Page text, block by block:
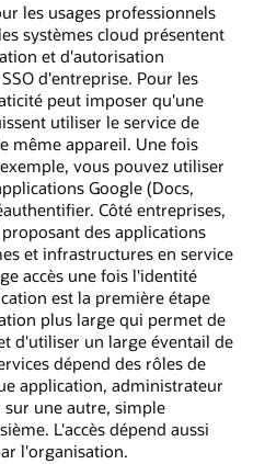
les usages professionnels
systèmes cloud présentent
et d'autorisation
d'entreprise. Pour les
peut imposer qu'une
utiliser le service de
même appareil. Une fois
vous pouvez utiliser
Google (Docs,
Côté entreprises,
des applications
et infrastructures en service
accès une fois l'identité
est la première étape
plus large qui permet de
d'utiliser un large éventail de
dépend des rôles de
application, administrateur
une autre, simple
L'accès dépend aussi
l'organisation.